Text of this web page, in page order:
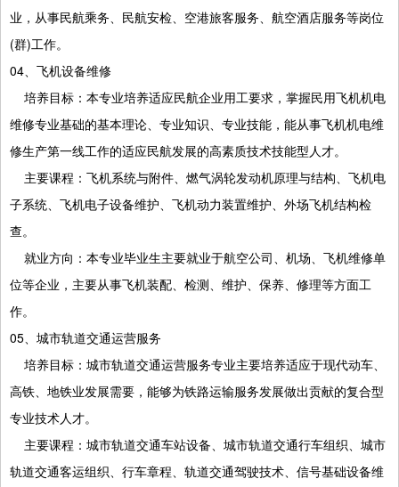
业，从事民航乘务、民航安检、空港旅客服务、航空酒店服务等岗位
(群)工作。
04、飞机设备维修
培养目标：本专业培养适应民航企业用工要求，掌握民用飞机机电
维修专业基础的基本理论、专业知识、专业技能，能从事飞机机电维
修生产第一线工作的适应民航发展的高素质技术技能型人才。
主要课程：飞机系统与附件、燃气涡轮发动机原理与结构、飞机电
子系统、飞机电子设备维护、飞机动力装置维护、外场飞机结构检
查。
就业方向：本专业毕业生主要就业于航空公司、机场、飞机维修单
位等企业，主要从事飞机装配、检测、维护、保养、修理等方面工
作。
05、城市轨道交通运营服务
培养目标：城市轨道交通运营服务专业主要培养适应于现代动车、
高铁、地铁业发展需要，能够为铁路运输服务发展做出贡献的复合型
专业技术人才。
主要课程：城市轨道交通车站设备、城市轨道交通行车组织、城市
轨道交通客运组织、行车章程、轨道交通驾驶技术、信号基础设备维